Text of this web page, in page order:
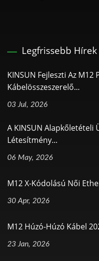
Legfrissebb Hírek
KINSUN Fejleszti Az M12
Kábelösszeszerelő...
03 Jul, 2026
A KINSUN Alapkőletételi
Létesítmény...
06 May, 2026
M12 X-Kódolású Női
30 Apr, 2026
M12 Húzó-Húzó Kábel
23 Jan, 2026